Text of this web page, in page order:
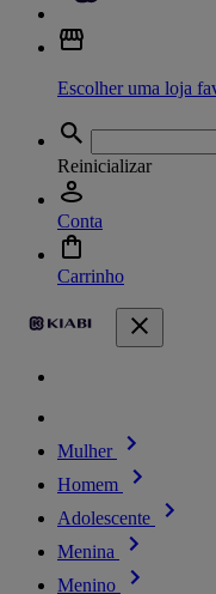
Escolher uma loja
Reinicializar
Conta
Carrinho
Mulher
Homem
Adolescente
Menina
Menino